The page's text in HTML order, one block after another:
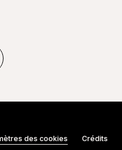
des cookies Crédits